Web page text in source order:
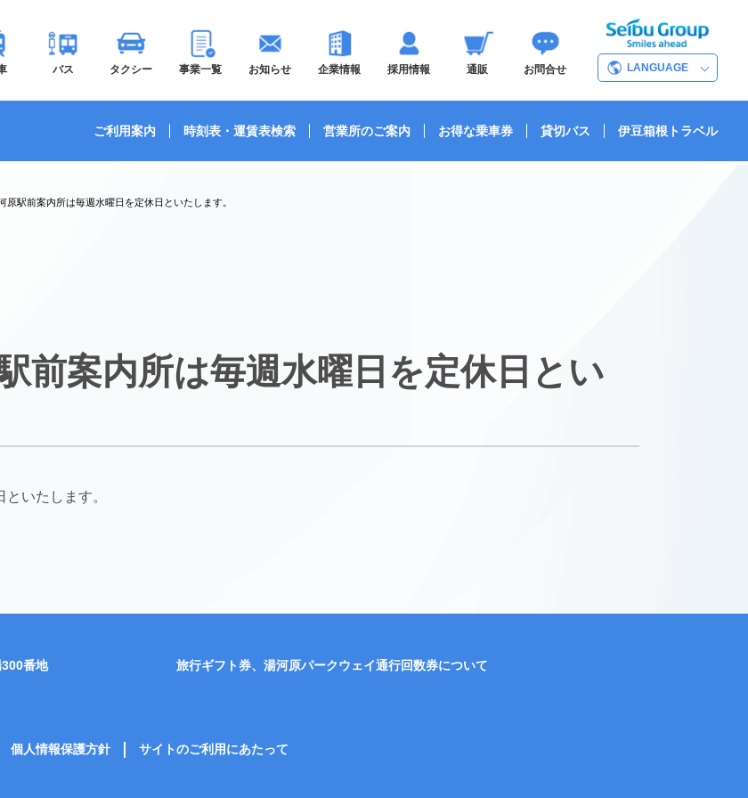
バス タクシー 事業一覧 お知らせ 企業情報 採用情報 通販 お問合せ LANGUAGE
ご利用案内 時刻表・運賃表検索 営業所のご案内 お得な乗車券 貸切バス 伊豆箱根トラベル
原駅前案内所は毎週水曜日を定休日といたします。
前案内所は毎週水曜日を定休日とい
いたします。
番地
旅行ギフト券、湯河原パークウェイ通行回数券について
個人情報保護方針 サイトのご利用にあたって